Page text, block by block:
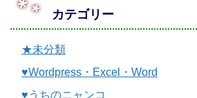
カテゴリー
★未分類
♥Wordpress・Excel・Word
♥うちのニャンコ